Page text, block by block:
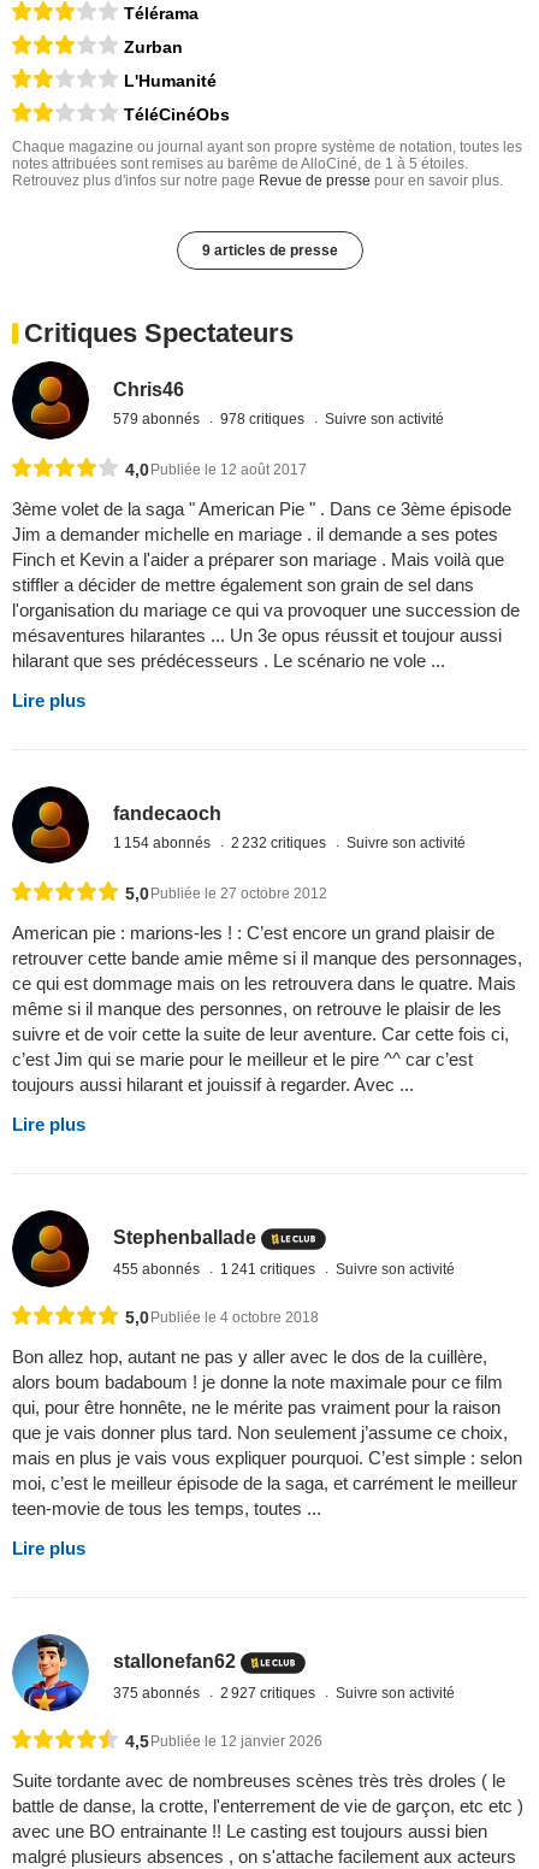
Télérama
Zurban
L'Humanité
TéléCinéObs
Chaque magazine ou journal ayant son propre système de notation, toutes les
notes attribuées sont remises au barême de AlloCiné, de 1 à 5 étoiles.
Retrouvez plus d'infos sur notre page Revue de presse pour en savoir plus.
9 articles de presse
Critiques Spectateurs
Chris46
579 abonnés 978 critiques Suivre son activité
4,0Publiée le 12 août 2017
3ème volet de la saga " American Pie " . Dans ce 3ème épisode
Jim a demander michelle en mariage . il demande a ses potes
Finch et Kevin a l'aider a préparer son mariage . Mais voilà que
stiffler a décider de mettre également son grain de sel dans
l'organisation du mariage ce qui va provoquer une succession de
mésaventures hilarantes ... Un 3e opus réussit et toujour aussi
hilarant que ses prédécesseurs . Le scénario ne vole ...
Lire plus
fandecaoch
1 154 abonnés 2 232 critiques Suivre son activité
5,0 Publiée le 27 octobre 2012
American pie : marions-les ! : C’est encore un grand plaisir de
retrouver cette bande amie même si il manque des personnages,
ce qui est dommage mais on les retrouvera dans le quatre. Mais
même si il manque des personnes, on retrouve le plaisir de les
suivre et de voir cette la suite de leur aventure. Car cette fois ci,
c’est Jim qui se marie pour le meilleur et le pire ^^ car c’est
toujours aussi hilarant et jouissif à regarder. Avec ...
Lire plus
Stephenballade
455 abonnés 1 241 critiques Suivre son activité
5,0 Publiée le 4 octobre 2018
Bon allez hop, autant ne pas y aller avec le dos de la cuillère,
alors boum badaboum ! je donne la note maximale pour ce film
qui, pour être honnête, ne le mérite pas vraiment pour la raison
que je vais donner plus tard. Non seulement j’assume ce choix,
mais en plus je vais vous expliquer pourquoi. C’est simple : selon
moi, c’est le meilleur épisode de la saga, et carrément le meilleur
teen-movie de tous les temps, toutes ...
Lire plus
stallonefan62
375 abonnés 2 927 critiques Suivre son activité
4,5 Publiée le 12 janvier 2026
Suite tordante avec de nombreuses scènes très très droles ( le
battle de danse, la crotte, l'enterrement de vie de garçon, etc etc )
avec une BO entrainante !! Le casting est toujours aussi bien
malgré plusieurs absences , on s'attache facilement aux acteurs